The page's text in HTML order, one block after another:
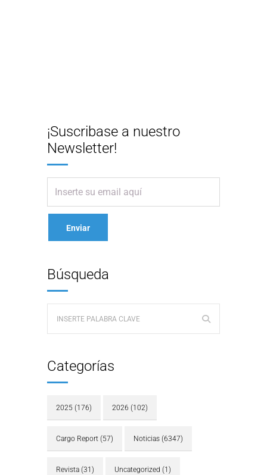
¡Suscribase a nuestro
Newsletter!
Búsqueda
Categorías
2025 (176) 2026 (102)
Cargo Report (57) Noticias (6347)
Revista (31) Uncategorized (1)